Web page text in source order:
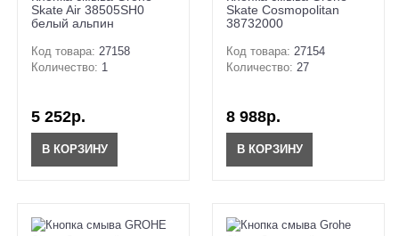
Skate Air 38505SH0
белый альпин
Код товара: 27158
Количество: 1
5 252р.
В КОРЗИНУ
Skate Cosmopolitan
38732000
Код товара: 27154
Количество: 27
8 988р.
В КОРЗИНУ